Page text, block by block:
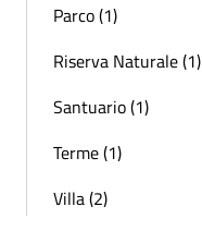
Parco (1)
Riserva Naturale (1)
Santuario (1)
Terme (1)
Villa (2)